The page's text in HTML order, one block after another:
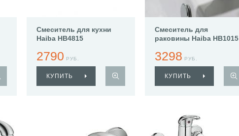
Смеситель для кухни
Haiba HB4815
2790 РУБ.
КУПИТЬ
Смеситель для
раковины Haiba HB1015
3298 РУБ.
КУПИТЬ